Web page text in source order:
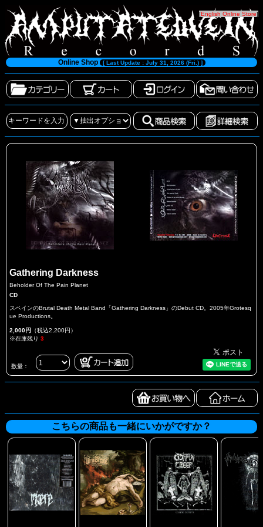
[English Online Store]
Online Shop [ Last Update : July 31, 2026 (Fri.) ]
Gathering Darkness
Beholder Of The Pain Planet
CD
スペインのBrutal Death Metal Band「Gathering Darkness」のDebut CD。2005年Grotesq
ue Productions。
2,000円 （税込2,200円）
※在庫残り 3
数量：
こちらの商品も一緒にいかがですか？